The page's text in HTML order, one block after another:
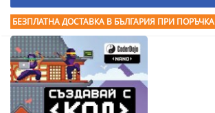
БЕЗПЛАТНА ДОСТАВКА В БЪЛГАРИЯ ПРИ ПОРЪЧКА